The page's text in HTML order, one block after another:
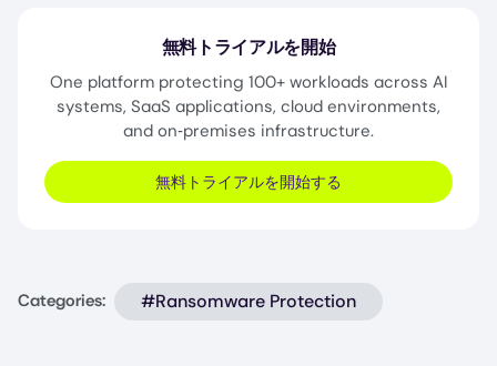
無料トライアルを開始
One platform protecting 100+ workloads across AI
systems, SaaS applications, cloud environments,
and on‑premises infrastructure.
無料トライアルを開始する
Categories: #Ransomware Protection